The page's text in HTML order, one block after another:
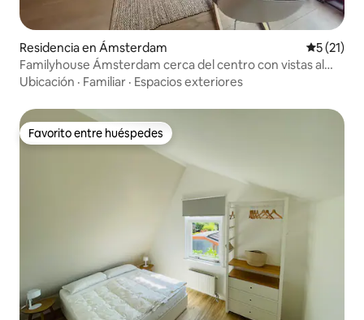
Residencia en Ámsterdam
5 (21)
Familyhouse Ámsterdam cerca del centro con vistas al
lago
Ubicación · Familiar · Espacios exteriores
Favorito entre huéspedes
Favorito entre huéspedes